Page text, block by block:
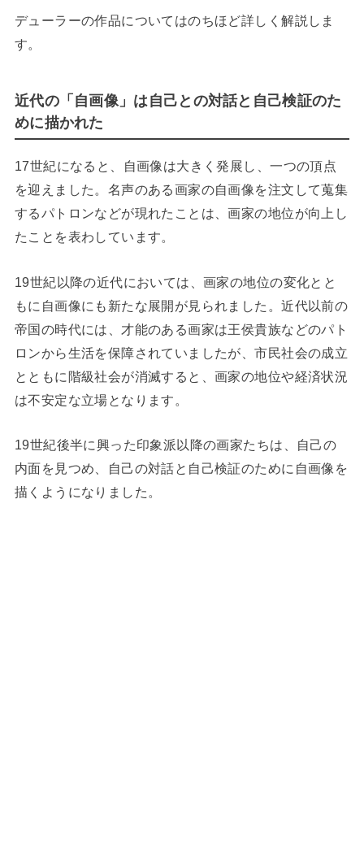
デューラーの作品についてはのちほど詳しく解説しま
す。
近代の「自画像」は自己との対話と自己検証のた
めに描かれた
17世紀になると、自画像は大きく発展し、一つの頂点
を迎えました。名声のある画家の自画像を注文して蒐集
するパトロンなどが現れたことは、画家の地位が向上し
たことを表わしています。
19世紀以降の近代においては、画家の地位の変化とと
もに自画像にも新たな展開が見られました。近代以前の
帝国の時代には、才能のある画家は王侯貴族などのパト
ロンから生活を保障されていましたが、市民社会の成立
とともに階級社会が消滅すると、画家の地位や経済状況
は不安定な立場となります。
19世紀後半に興った印象派以降の画家たちは、自己の
内面を見つめ、自己の対話と自己検証のために自画像を
描くようになりました。